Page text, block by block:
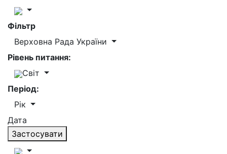
Фільтр
Верховна Рада України
Рівень питання:
Світ
Період:
Рік
Дата
Застосувати